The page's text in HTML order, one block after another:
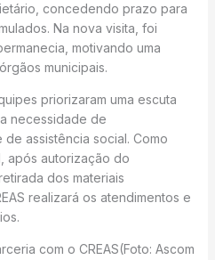
concedendo prazo para
Na nova visita, foi
motivando uma
municipais.
priorizaram uma escuta
necessidade de
assistência social. Como
após autorização do
dos materiais
realizará os atendimentos e
com o CREAS(Foto: Ascom